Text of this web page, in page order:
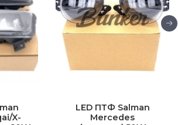
X-
LED ПТФ Salman
Mercedes